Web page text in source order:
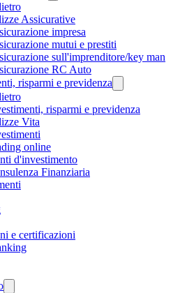
Assicurative
impresa
mutui e prestiti
sull'imprenditore/key man
RC Auto
risparmi e previdenza
risparmi e previdenza
Vita
online
d'investimento
Finanziaria
e certificazioni